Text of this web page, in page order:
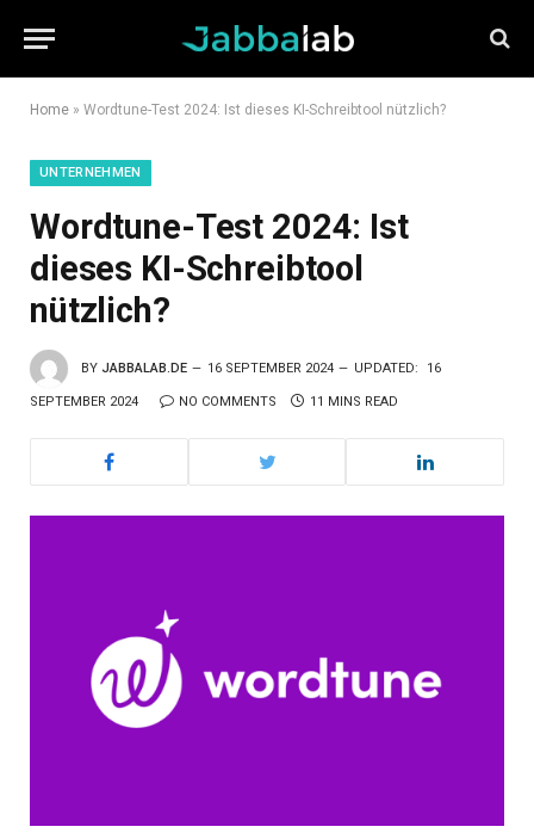
Home » Wordtune-Test 2024: Ist dieses KI-Schreibtool nützlich?
UNTERNEHMEN
Wordtune-Test 2024: Ist
dieses KI-Schreibtool
nützlich?
BY JABBALAB.DE 16 SEPTEMBER 2024 UPDATED: 16
SEPTEMBER 2024 NO COMMENTS 11 MINS READ